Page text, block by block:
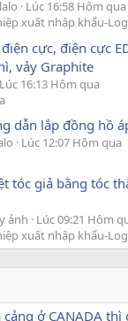
Lúc 16:58 Hôm qua
xuất nhập khẩu-
cực, điện cực
vảy Graphite
Lúc 16:13 Hôm qua
dẫn lắp đồng hồ
Lúc 12:07 Hôm qua
tóc giả bằng tóc
ảnh
Lúc 09:21 Hôm
xuất nhập khẩu-
ở CANADA thì